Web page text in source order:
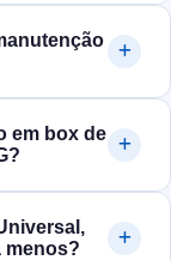
em box de
menos?